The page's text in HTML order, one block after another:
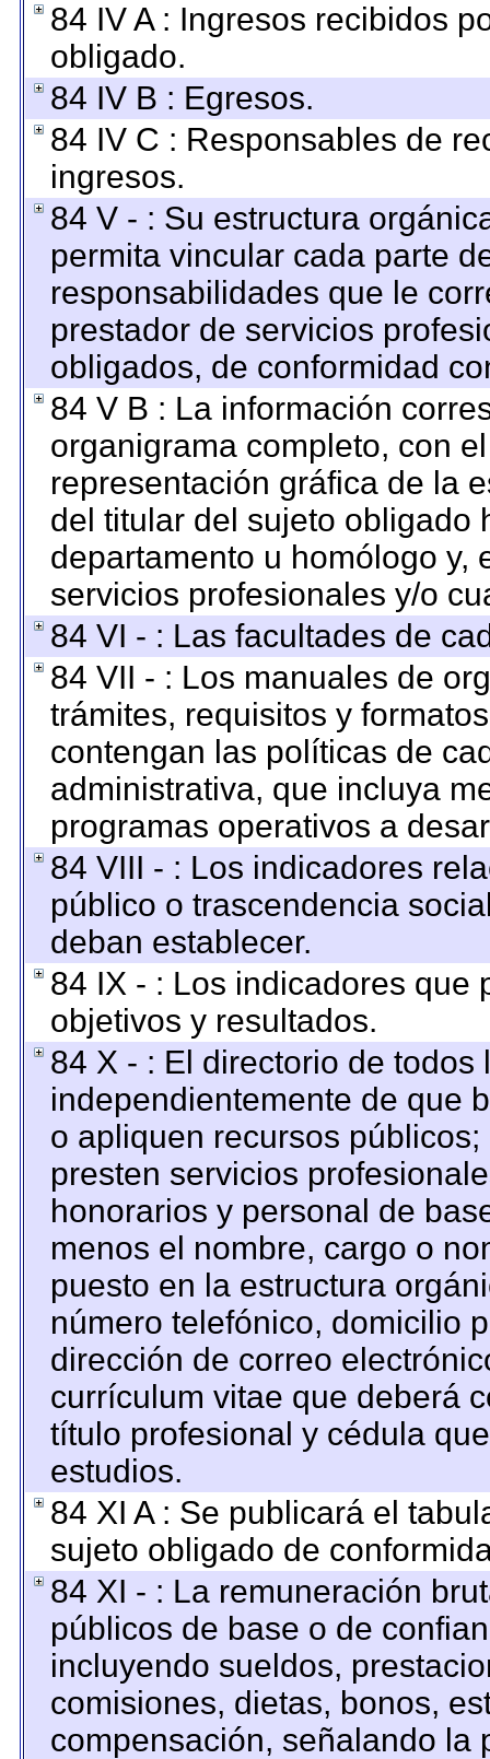
84 IV A : Ingresos recibidos
obligado.
84 IV B : Egresos.
84 IV C : Responsables de
ingresos.
84 V - : Su estructura
permita vincular cada parte
responsabilidades que le
prestador de servicios
obligados, de conformidad
84 V B : La información
organigrama completo, con
representación gráfica de la
del titular del sujeto obligado
departamento u homólogo y,
servicios profesionales y/o
84 VI - : Las facultades de
84 VII - : Los manuales de
trámites, requisitos y
contengan las políticas de
administrativa, que incluya
programas operativos a
84 VIII - : Los indicadores
público o trascendencia
deban establecer.
84 IX - : Los indicadores que
objetivos y resultados.
84 X - : El directorio de
independientemente de que
o apliquen recursos
presten servicios
honorarios y personal de
menos el nombre, cargo o
puesto en la estructura
número telefónico, domicilio
dirección de correo
currículum vitae que deberá
título profesional y cédula
estudios.
84 XI A : Se publicará el
sujeto obligado de
84 XI - : La remuneración
públicos de base o de
incluyendo sueldos,
comisiones, dietas, bonos,
compensación, señalando la